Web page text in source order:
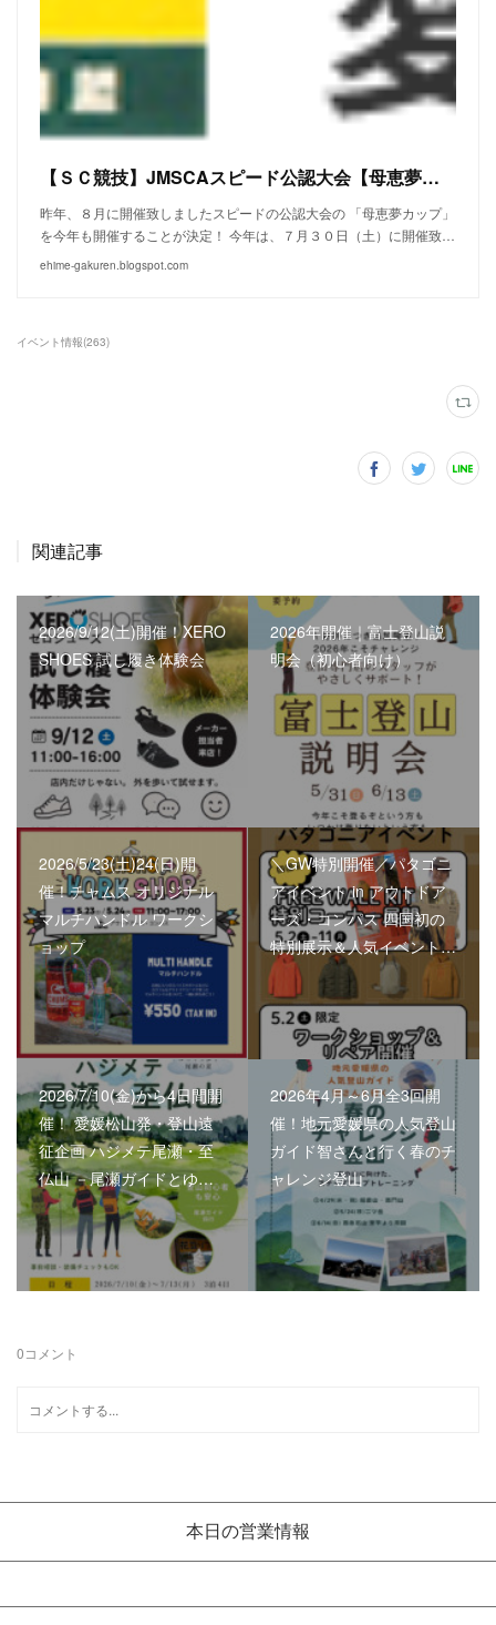
【ＳＣ競技】JMSCAスピード公認大会【母恵夢カップ第２回スピードスターズ選手権大会２０２２】を開催致します。
昨年、８月に開催致しましたスピードの公認大会の 「母恵夢カップ」
を今年も開催することが決定！ 今年は、７月３０日（土）に開催致…
ehime-gakuren.blogspot.com
イベント情報(263)
関連記事
2026/9/12(土)開催！XERO
SHOES 試し履き体験会
2026年開催｜富士登山説
明会（初心者向け）
2026/5/23(土)24(日)開
催！チャムス オリジナル
マルチハンドル ワークシ
ョップ
＼GW特別開催／パタゴニ
アイベント in アウトドア
ーズ・コンパス 四国初の
特別展示＆人気イベント…
2026/7/10(金)から4日間開
催！ 愛媛松山発・登山遠
征企画 ハジメテ尾瀬・至
仏山 －尾瀬ガイドとゆ…
2026年4月～6月全3回開
催！地元愛媛県の人気登山
ガイド智さんと行く春のチ
ャレンジ登山
0コメント
本日の営業情報